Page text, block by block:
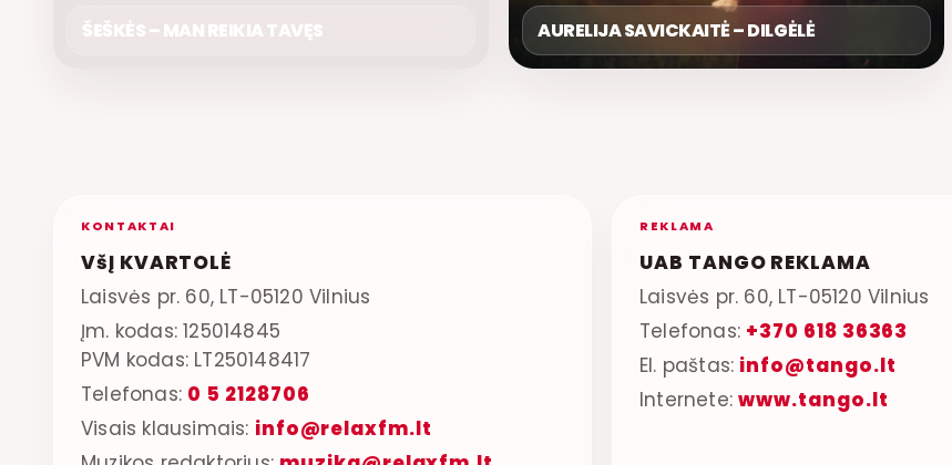
ŠEŠKĖS – MAN REIKIA TAVĘS AURELIJA SAVICKAITĖ – DILGĖLĖ
KONTAKTAI
VšĮ KVARTOLĖ
Laisvės pr. 60, LT-05120 Vilnius
Įm. kodas: 125014845
PVM kodas: LT250148417
Telefonas: 0 5 2128706
Visais klausimais: info@relaxfm.lt
REKLAMA
UAB TANGO REKLAMA
Laisvės pr. 60, LT-05120 Vilnius
Telefonas: +370 618 36363
El. paštas: info@tango.lt
Internete:www.tango.lt